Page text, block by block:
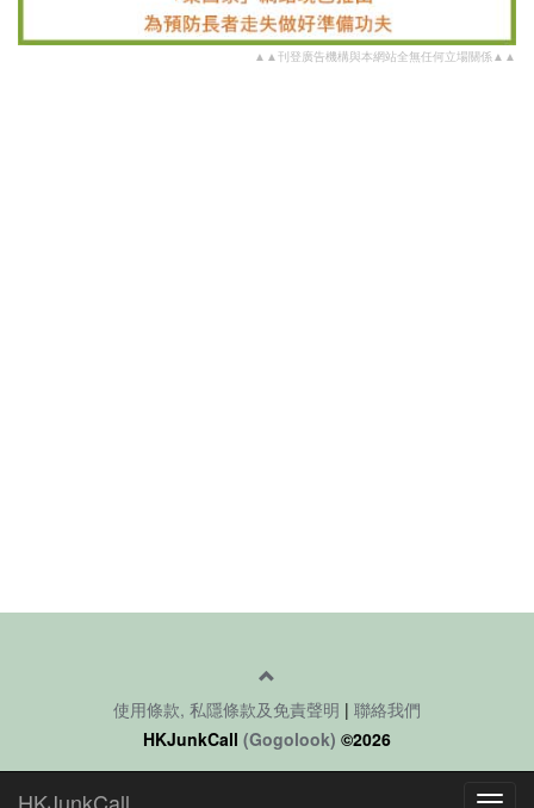
▲▲刊登廣告機構與本網站全無任何立場關係▲▲
使用條款, 私隱條款及免責聲明 | 聯絡我們
HKJunkCall (Gogolook) ©2026